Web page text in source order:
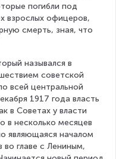
погибли под
взрослых офицеров,
смерть, зная, что
назывался в
советской
всей центральной
1917 года власть
в Советах у власти
в несколько месяцев
являющаяся началом
главе с Лениным,